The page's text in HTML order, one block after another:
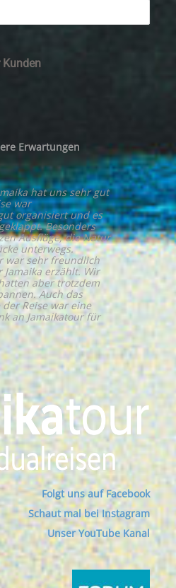
Kunden
Erwartungen
hat uns sehr gut
war
organisiert und es
Besonders
Ausflüge, die Natur
unterwegs.
war sehr freundlich
erzählt. Wir
aber trotzdem
Auch das
Reise war eine
an Jamaikatour für
Folgt uns auf Facebook
Schaut mal bei Instagram
Unser YouTube Kanal